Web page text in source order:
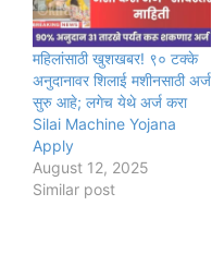
महिलांसाठी खुशखबर! ९० टक्के
अनुदानावर शिलाई मशीनसाठी अर्ज
सुरु आहे; लगेच येथे अर्ज करा
Silai Machine Yojana
Apply
August 12, 2025
Similar post